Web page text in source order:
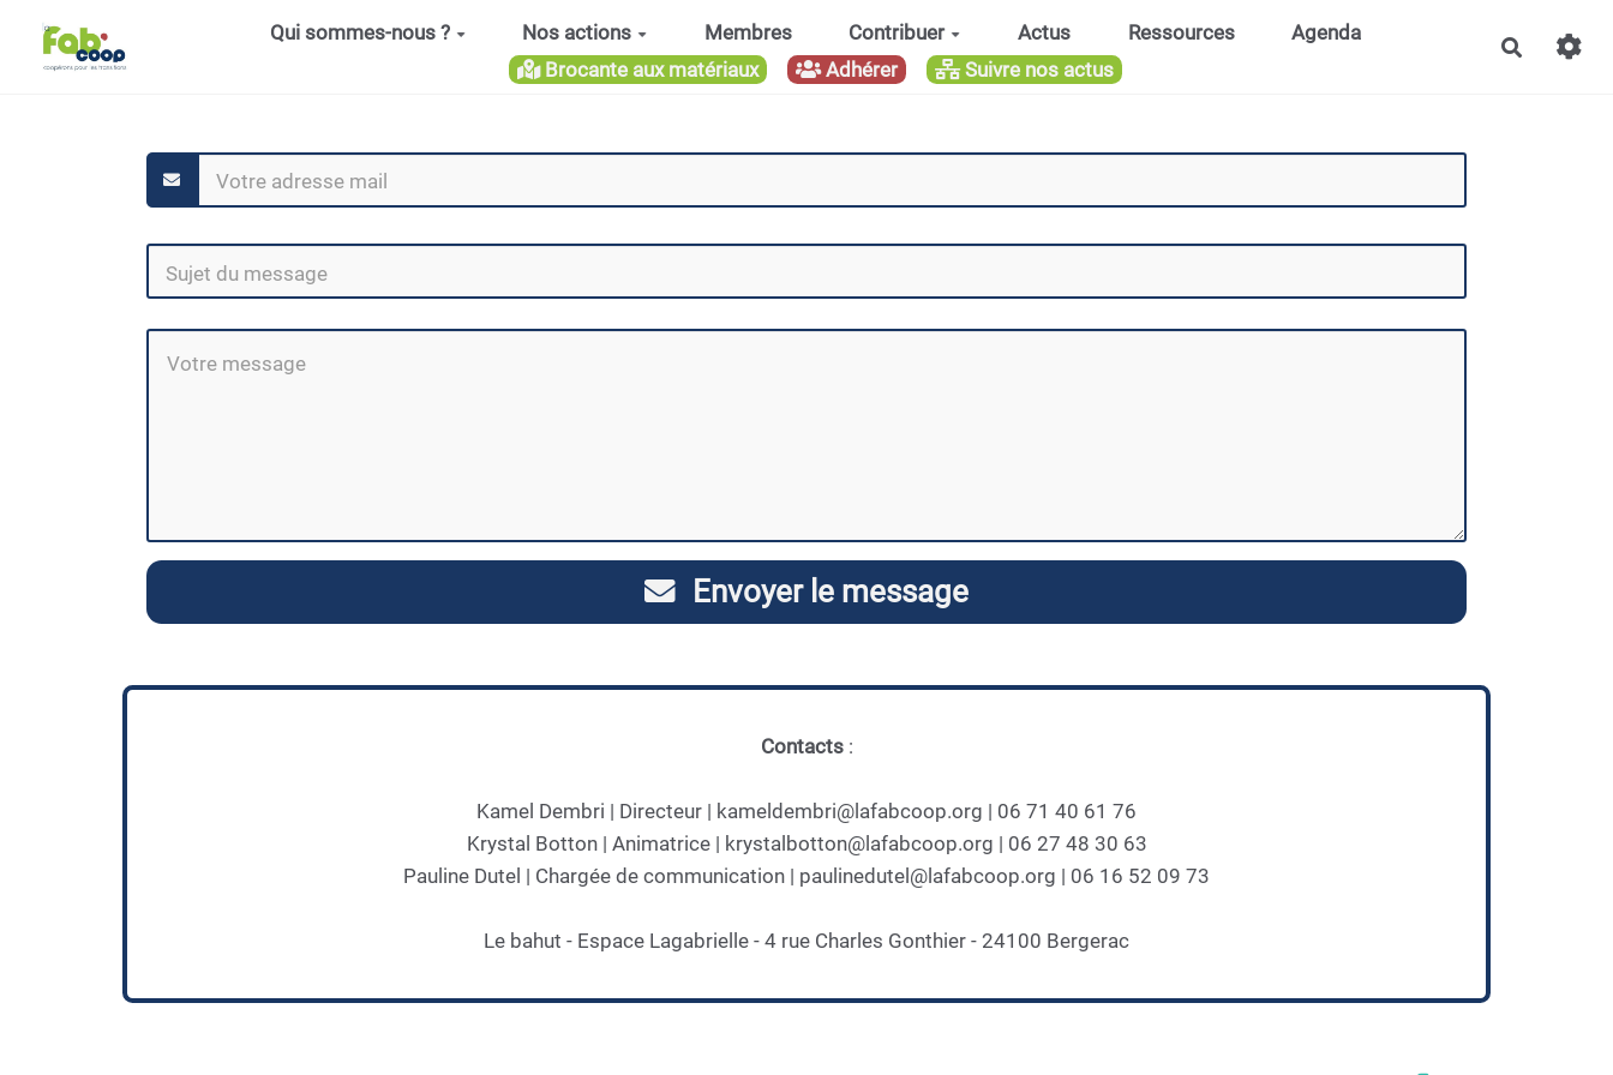
Aller au contenu principal Qui sommes-nous ? Nos actions Membres Contribuer Actus Ressources
Agenda
Brocante aux matériaux
Adhérer Suivre nos actus
Envoyer le message
Contacts:
Kamel Dembri | Directeur | kameldembri@lafabcoop.org | 06 71 40 61 76
Krystal Botton | Animatrice | krystalbotton@lafabcoop.org | 06 27 48 30 63
Pauline Dutel | Chargée de communication | paulinedutel@lafabcoop.org | 06 16 52 09 73
Le bahut - Espace Lagabrielle - 4 rue Charles Gonthier - 24100 Bergerac